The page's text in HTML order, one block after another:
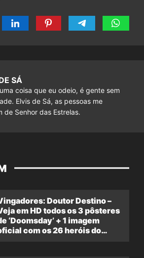
SÁ
coisa que eu odeio, é gente sem
Elvis de Sá, as pessoas me
de Senhor das Estrelas.
Doutor Destino –
em HD todos os 3 pôsteres
‘Doomsday’ + 1 imagem
com os 26 heróis do